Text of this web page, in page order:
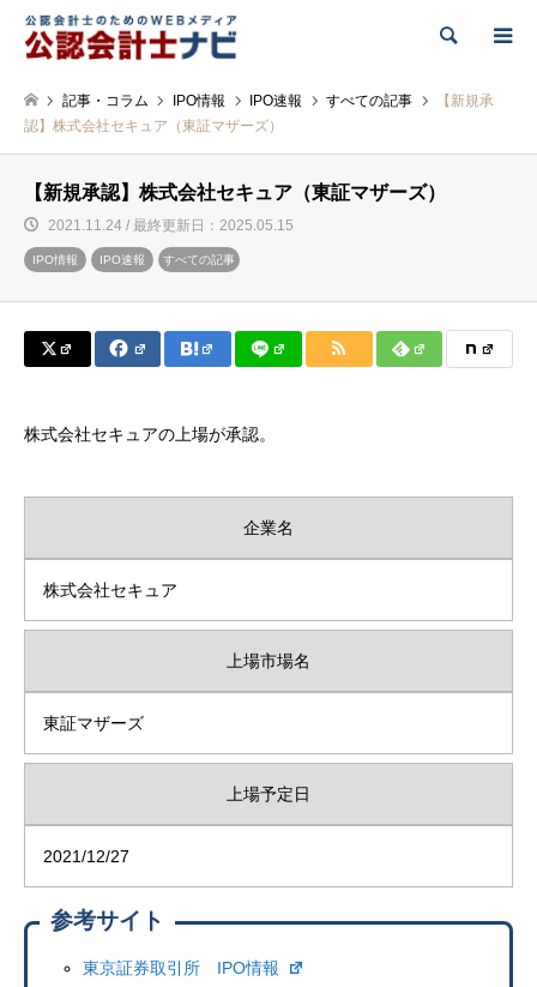
検索
記事・コラム IPO情報 IPO速報 すべての記事
【新規承
認】株式会社セキュア（東証マザーズ）
【新規承認】株式会社セキュア（東証マザーズ）
2021.11.24 / 最終更新日：2025.05.15
IPO情報 IPO速報 すべての記事
株式会社セキュアの上場が承認。
企業名
株式会社セキュア
上場市場名
東証マザーズ
上場予定日
2021/12/27
参考サイト
東京証券取引所 IPO情報